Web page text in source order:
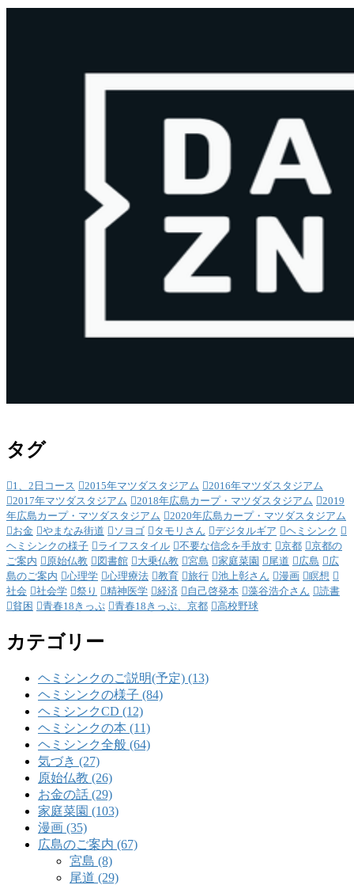
タグ
1、2日コース 2015年マツダスタジアム
2016年マツダスタジアム
2017年マツダスタジアム
2018年広島カープ・マツダスタジアム
2019
年広島カープ・マツダスタジアム
2020年広島カープ・マツダスタジアム
お金
やまなみ街道 ソヨゴ タモリさん デジタルギア
ヘミシンク
ヘミシンクの様子
ライフスタイル 不要な信念を手放す 京都
京都の
ご案内
原始仏教 図書館 大乗仏教 宮島 家庭菜園 尾道 広島
広
島のご案内
心理学 心理療法 教育 旅行 池上彰さん 漫画
瞑想
社会
社会学 祭り 精神医学 経済 自己啓発本 藻谷浩介さん
読書
貧困
青春18きっぷ 青春18きっぷ、京都 高校野球
カテゴリー
ヘミシンクのご説明(予定) (13)
ヘミシンクの様子 (84)
ヘミシンクCD (12)
ヘミシンクの本 (11)
ヘミシンク全般 (64)
気づき (27)
原始仏教 (26)
お金の話 (29)
家庭菜園 (103)
漫画 (35)
広島のご案内 (67)
宮島 (8)
尾道 (29)